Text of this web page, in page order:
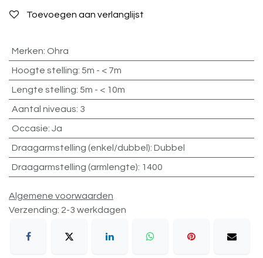
Toevoegen aan verlanglijst
Merken: Ohra
Hoogte stelling: 5m - < 7m
Lengte stelling: 5m - < 10m
Aantal niveaus: 3
Occasie: Ja
Draagarmstelling (enkel/dubbel): Dubbel
Draagarmstelling (armlengte): 1400
Algemene voorwaarden
Verzending: 2-3 werkdagen